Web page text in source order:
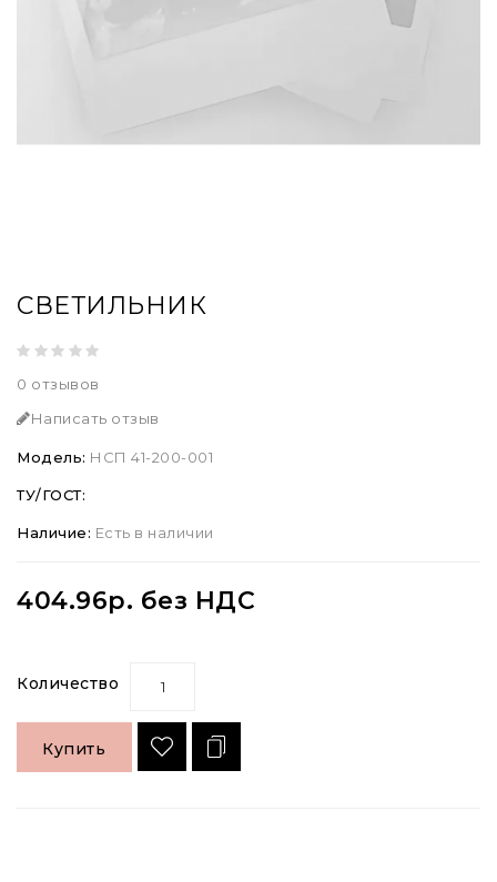
СВЕТИЛЬНИК
0 отзывов
Написать отзыв
Модель: НСП 41-200-001
ТУ/ГОСТ:
Наличие: Есть в наличии
404.96р. без НДС
Количество
Купить